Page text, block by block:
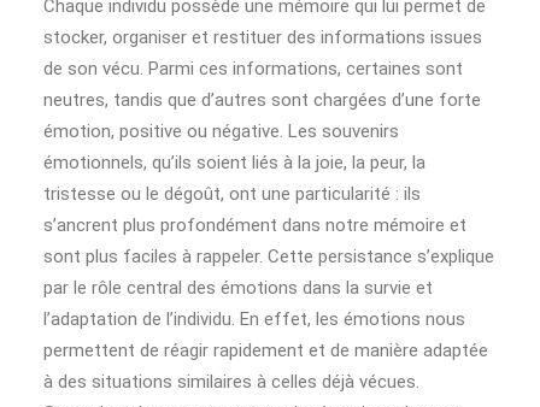
Chaque individu possède une mémoire qui lui permet de
stocker, organiser et restituer des informations issues
de son vécu. Parmi ces informations, certaines sont
neutres, tandis que d’autres sont chargées d’une forte
émotion, positive ou négative. Les souvenirs
émotionnels, qu’ils soient liés à la joie, la peur, la
tristesse ou le dégoût, ont une particularité : ils
s’ancrent plus profondément dans notre mémoire et
sont plus faciles à rappeler. Cette persistance s’explique
par le rôle central des émotions dans la survie et
l’adaptation de l’individu. En effet, les émotions nous
permettent de réagir rapidement et de manière adaptée
à des situations similaires à celles déjà vécues.